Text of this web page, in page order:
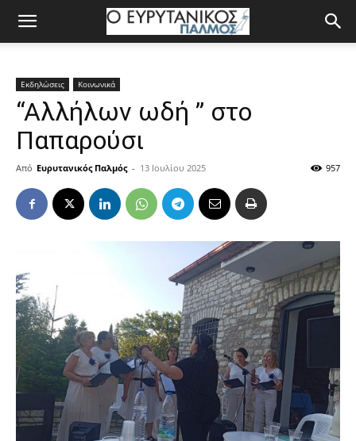
Εκδηλώσεις Κοινωνικά
“Αλλήλων ωδή ” στο
Παπαρούσι
Από Ευρυτανικός Παλμός - 13 Ιουλίου 2025 957